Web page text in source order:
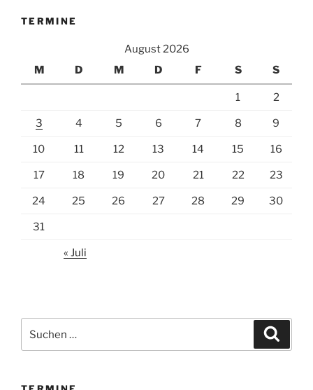
TERMINE
August 2026
M
D M D F S S
1 2
3 4 5 6 7 8 9
10 11 12 13 14 15 16
17 18 19 20 21 22 23
24 25 26 27 28 29 30
31
« Juli
nach: